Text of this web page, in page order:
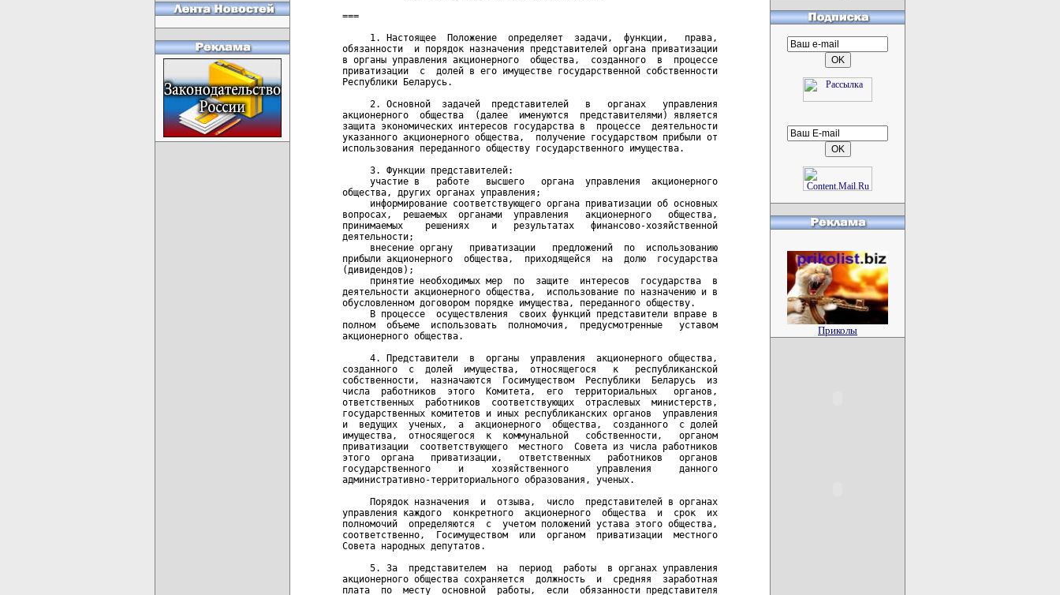
===
     1. Настоящее  Положение  определяет  задачи,  функции,   права,
обязанности  и порядок назначения представителей органа приватизации
в органы управления акционерного  общества,  созданного  в  процессе
приватизации  с  долей в его имуществе государственной собственности
Республики Беларусь.
     2. Основной  задачей  представителей   в   органах   управления
акционерного  общества  (далее  именуются  представителями) является
защита экономических интересов государства в  процессе  деятельности
указанного акционерного общества,  получение государством прибыли от
использования переданного обществу государственного имущества.
     3. Функции представителей:
     участие в   работе   высшего   органа  управления  акционерного
общества, других органах управления;
     информирование соответствующего органа приватизации об основных
вопросах,  решаемых  органами  управления   акционерного   общества,
принимаемых    решениях    и   результатах   финансово-хозяйственной
деятельности;
     внесение органу   приватизации   предложений  по  использованию
прибыли акционерного  общества,  приходящейся  на  долю  государства
(дивидендов);
     принятие необходимых мер  по  защите  интересов  государства  в
деятельности акционерного общества,  использование по назначению и в
обусловленном договором порядке имущества, переданного обществу.
     В процессе  осуществления  своих функций представители вправе в
полном  объеме  использовать  полномочия,  предусмотренные   уставом
акционерного общества.
     4. Представители  в  органы  управления  акционерного общества,
созданного  с  долей  имущества,  относящегося   к   республиканской
собственности,  назначаются  Госимуществом  Республики  Беларусь  из
числа  работников  этого  Комитета,  его  территориальных   органов,
ответственных  работников  соответствующих  отраслевых  министерств,
государственных комитетов и иных республиканских органов  управления
и  ведущих  ученых,  а  акционерного  общества,  созданного  с долей
имущества,  относящегося  к  коммунальной   собственности,   органом
приватизации  соответствующего  местного  Совета из числа работников
этого  органа   приватизации,   ответственных   работников   органов
государственного     и     хозяйственного     управления     данного
административно-территориального образования, ученых.
     Порядок назначения  и  отзыва,  число  представителей в органах
управления каждого  конкретного  акционерного  общества  и  срок  их
полномочий  определяются  с  учетом положений устава этого общества,
соответственно,  Госимуществом  или  органом  приватизации  местного
Совета народных депутатов.
     5. За  представителем  на  период  работы  в органах управления
акционерного общества сохраняется  должность  и  средняя  заработная
плата  по  месту  основной  работы,  если  обязанности представителя
Приколы